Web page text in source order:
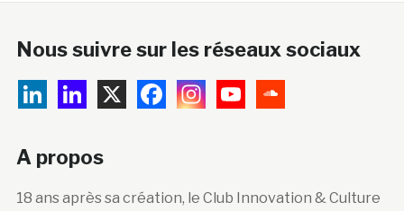
Nous suivre sur les réseaux sociaux
A propos
18 ans après sa création, le Club Innovation & Culture